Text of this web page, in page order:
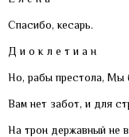
Спасибо, кесарь.
Д и о к л е т и а н
Но, рабы престола, Мы
Вам нет забот, и для
На трон державный не